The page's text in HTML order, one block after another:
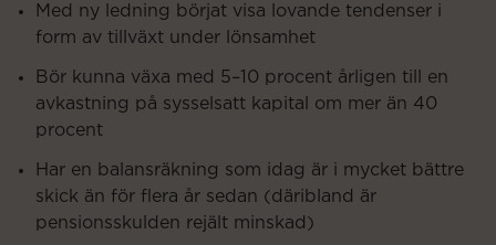
Med ny ledning börjat visa lovande tendenser i
form av tillväxt under lönsamhet
Bör kunna växa med 5–10 procent årligen till en
avkastning på sysselsatt kapital om mer än 40
procent
Har en balansräkning som idag är i mycket bättre
skick än för flera år sedan (däribland är
pensionsskulden rejält minskad)